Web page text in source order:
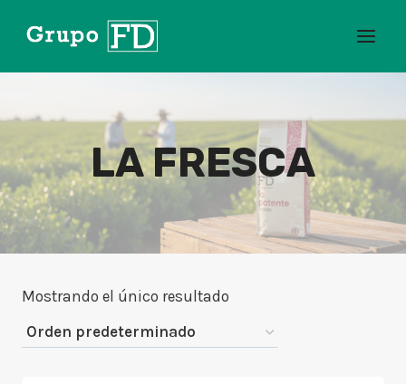
LA FRESCA
Mostrando el único resultado